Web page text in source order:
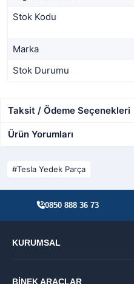
Stok Kodu
Marka
Stok Durumu
Taksit / Ödeme Seçenekleri
Ürün Yorumları
Tesla Yedek Parça
0850 888 36 73
KURUMSAL
BİNEK ARAÇLAR